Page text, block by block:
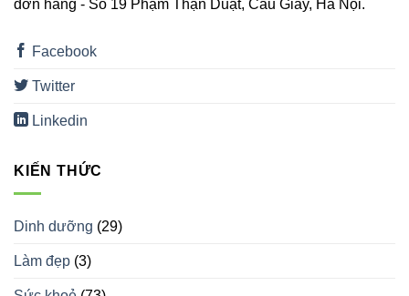
đơn hàng - Số 19 Phạm Thận Duật, Cầu Giấy, Hà Nội.
Facebook
Twitter
Linkedin
KIẾN THỨC
Dinh dưỡng (29)
Làm đẹp (3)